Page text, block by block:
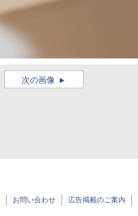
次の画像
お問い合わせ 広告掲載のご案内